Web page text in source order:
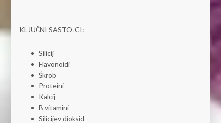
KLJUČNI SASTOJCI:
Silicij
Flavonoidi
Škrob
Proteini
Kalcij
B vitamini
Silicijev dioksid